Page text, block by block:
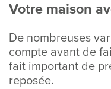
Votre maison
De nombreuses
compte avant de
fait important de
reposée.